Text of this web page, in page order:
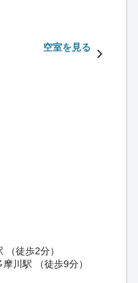
空室を見る
（徒歩2分）
摩川駅 （徒歩9分）